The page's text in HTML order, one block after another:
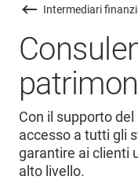
Intermediari
Con il supporto
accesso a tutti gli
garantire ai clienti
alto livello.